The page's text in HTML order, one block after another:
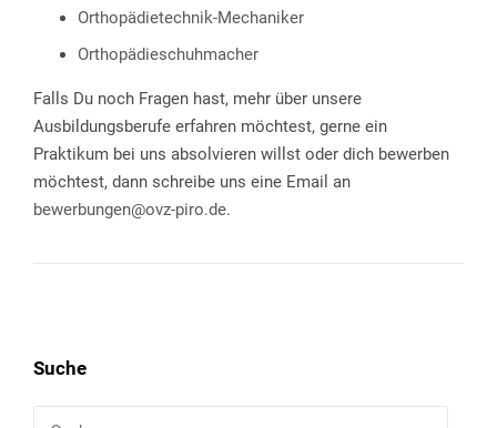
Orthopädietechnik-Mechaniker
Orthopädieschuhmacher
Falls Du noch Fragen hast, mehr über unsere
Ausbildungsberufe erfahren möchtest, gerne ein
Praktikum bei uns absolvieren willst oder dich bewerben
möchtest, dann schreibe uns eine Email an
bewerbungen@ovz-piro.de.
Suche